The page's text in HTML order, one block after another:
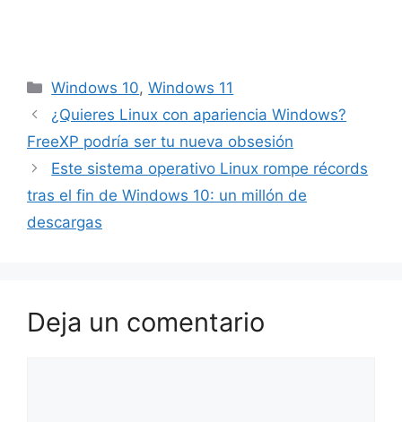
Categorías
Windows 10,Windows 11
¿Quieres Linux con apariencia Windows?
FreeXP podría ser tu nueva obsesión
Este sistema operativo Linux rompe récords
tras el fin de Windows 10: un millón de
descargas
Deja un comentario